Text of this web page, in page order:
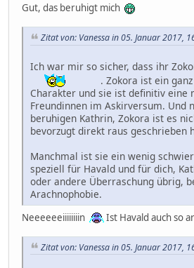
Gut, das beruhigt mich
Zitat von: Vanessa in 05. Januar 2017,
Ich war mir so sicher, dass ihr
. Zokora ist ein
Charakter und sie ist definitiv eine
Freundinnen im Askirversum. Und
beruhigen Kathrin, Zokora ist es
bevorzugt direkt raus geschrieben
Manchmal ist sie ein wenig
speziell für Havald und für dich,
oder andere Überraschung übrig,
Arachnophobie.
Neeeeeeiiiiiiiin Ist Havald auch so
Zitat von: Vanessa in 05. Januar 2017,